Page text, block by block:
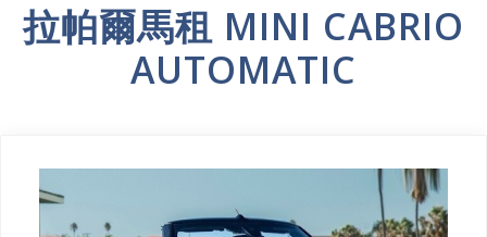
拉帕爾馬租 MINI CABRIO
AUTOMATIC